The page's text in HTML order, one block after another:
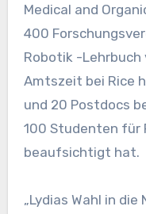
Medical and
400
Robotik -
Amtszeit bei Rice
und 20 Postdocs
100 Studenten für
beaufsichtigt hat.
„Lydias Wahl in